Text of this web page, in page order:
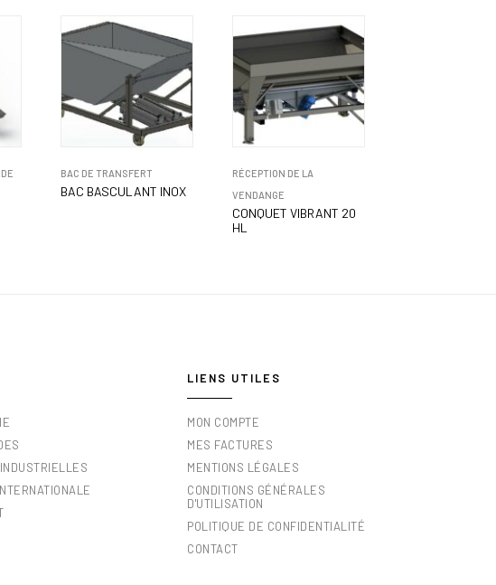
BAC DE TRANSFERT
BAC BASCULANT INOX
RÉCEPTION DE LA
VENDANGE
CONQUET VIBRANT 20
HL
LIENS UTILES
MON COMPTE
MES FACTURES
MENTIONS LÉGALES
CONDITIONS GÉNÉRALES
D'UTILISATION
POLITIQUE DE CONFIDENTIALITÉ
CONTACT